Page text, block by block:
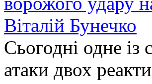
Віталій Бунечко
Сьогодні одне із
атаки двох